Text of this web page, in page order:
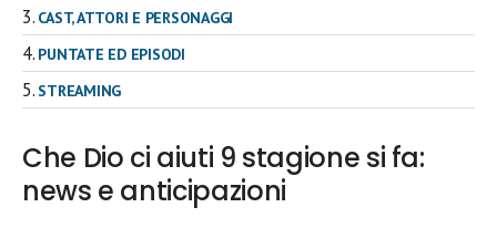
CAST, ATTORI E PERSONAGGI
PUNTATE ED EPISODI
STREAMING
Che Dio ci aiuti 9 stagione si fa:
news e anticipazioni